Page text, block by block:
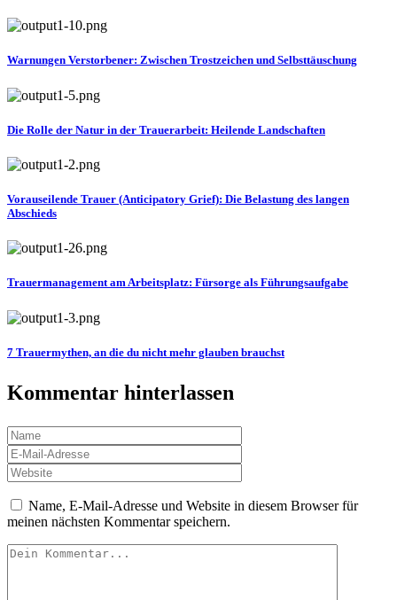
Warnungen Verstorbener: Zwischen Trostzeichen und Selbsttäuschung
Die Rolle der Natur in der Trauerarbeit: Heilende Landschaften
Vorauseilende Trauer (Anticipatory Grief): Die Belastung des langen
Abschieds
Trauermanagement am Arbeitsplatz: Fürsorge als Führungsaufgabe
7 Trauermythen, an die du nicht mehr glauben brauchst
Kommentar hinterlassen
Name, E-Mail-Adresse und Website in diesem Browser für
meinen nächsten Kommentar speichern.